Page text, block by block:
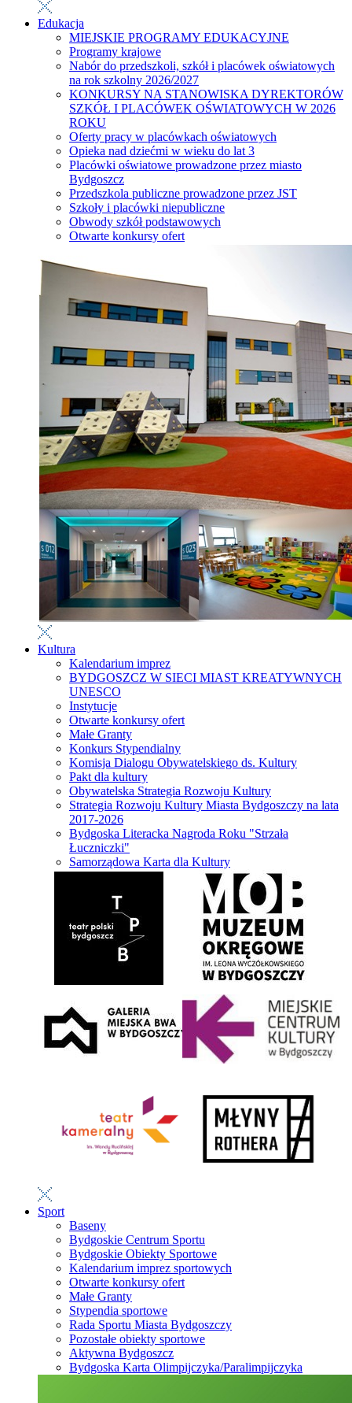
Edukacja
MIEJSKIE PROGRAMY EDUKACYJNE
Programy krajowe
Nabór do przedszkoli, szkół i placówek oświatowych
na rok szkolny 2026/2027
KONKURSY NA STANOWISKA DYREKTORÓW
SZKÓŁ I PLACÓWEK OŚWIATOWYCH W 2026
ROKU
Oferty pracy w placówkach oświatowych
Opieka nad dziećmi w wieku do lat 3
Placówki oświatowe prowadzone przez miasto
Bydgoszcz
Przedszkola publiczne prowadzone przez JST
Szkoły i placówki niepubliczne
Obwody szkół podstawowych
Otwarte konkursy ofert
Kultura
Kalendarium imprez
BYDGOSZCZ W SIECI MIAST KREATYWNYCH
UNESCO
Instytucje
Otwarte konkursy ofert
Małe Granty
Konkurs Stypendialny
Komisja Dialogu Obywatelskiego ds. Kultury
Pakt dla kultury
Obywatelska Strategia Rozwoju Kultury
Strategia Rozwoju Kultury Miasta Bydgoszczy na lata
2017-2026
Bydgoska Literacka Nagroda Roku "Strzała
Łuczniczki"
Samorządowa Karta dla Kultury
Sport
Baseny
Bydgoskie Centrum Sportu
Bydgoskie Obiekty Sportowe
Kalendarium imprez sportowych
Otwarte konkursy ofert
Małe Granty
Stypendia sportowe
Rada Sportu Miasta Bydgoszczy
Pozostałe obiekty sportowe
Aktywna Bydgoszcz
Bydgoska Karta Olimpijczyka/Paralimpijczyka